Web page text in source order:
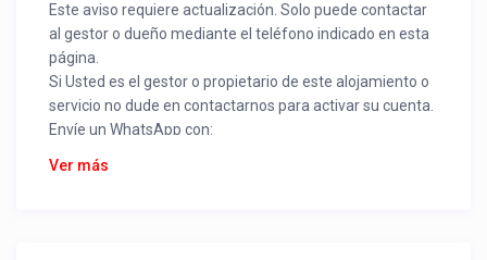
Este aviso requiere actualización. Solo puede contactar
al gestor o dueño mediante el teléfono indicado en esta
página.
Si Usted es el gestor o propietario de este alojamiento o
servicio no dude en contactarnos para activar su cuenta.
Envíe un WhatsApp con:
Nombre alojamiento o servicio
Ver más